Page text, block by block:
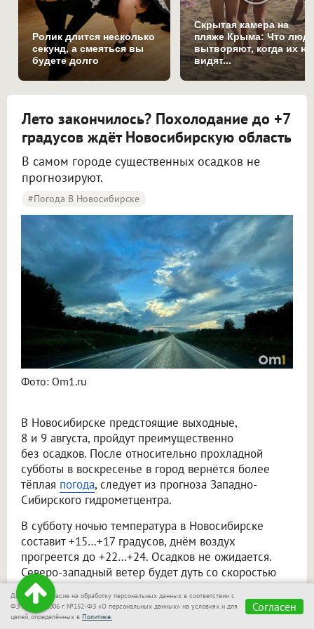
Ролик длится несколько
секунд, а смеяться вы
будете долго
Скрытая камера на
пляже Крыма: Что
вытворяют, когда их не
видят...
Лето закончилось? Похолодание до +7
градусов ждёт Новосибирскую область
В самом городе существенных осадков не
прогнозируют.
#Погода В Новосибирске
Фото: Om1.ru
В Новосибирске предстоящие выходные,
8 и 9 августа, пройдут преимущественно
без осадков. После относительно прохладной
субботы в воскресенье в город вернётся более
тёплая погода, следует из прогноза Западно-
Сибирского гидрометцентра.
В субботу ночью температура в Новосибирске
составит +15…+17 градусов, днём воздух
прогреется до +22…+24. Осадков не ожидается.
Северо-западный ветер будет дуть со скоростью
4–9 метров в секунду.
В воскресенье станет заметно теплее. Ночью
Даю своё согласие на обработку персональных данных в соответствии с
ФЗ от 27.07.2006 г. №152-ФЗ «О персональных данных» на условиях и для
целей, определённых в Политике.
Согласен